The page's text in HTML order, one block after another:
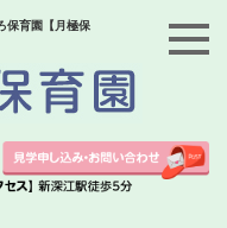
保育園【月極保